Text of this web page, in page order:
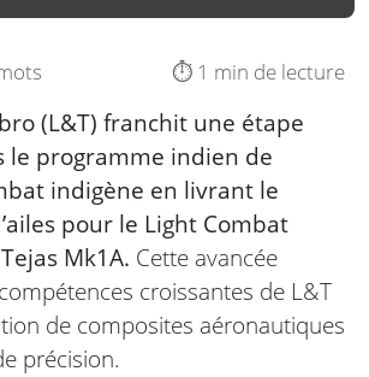
⏱️ 1 min de lecture
(L&T) franchit une étape
le programme indien de
indigène en livrant le
pour le Light Combat
Mk1A. Cette avancée
croissantes de L&T
de composites aéronautiques
précision.